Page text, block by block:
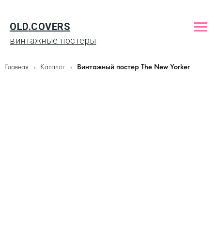
OLD.COVERS
винтажные постеры
Главная Каталог Винтажный постер The New Yorker